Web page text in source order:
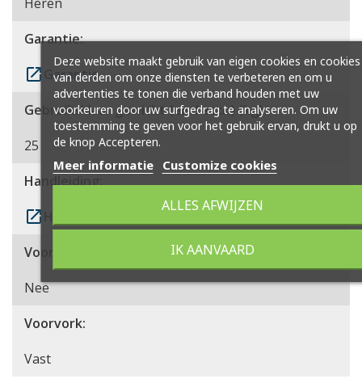
Garantie:
launch
Garantie
Gebruiksklaar gewicht (excl accu) (kg):
25
Handleiding:
launch
Voordrager:
Nee
Voorvork:
Vast
Deze website maakt gebruik van eigen cookies en cookies
van derden om onze diensten te verbeteren en om u
advertenties te tonen die verband houden met uw
voorkeuren door uw surfgedrag te analyseren. Om uw
toestemming te geven voor het gebruik ervan, drukt u op
de knop Accepteren.
Meer informatie Customize cookies
ALLES AFWIJZEN
IK AANVAARD